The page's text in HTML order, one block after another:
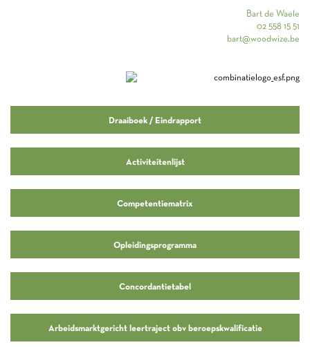
Bart de Waele
02 558 15 51
bart@woodwize.be
Draaiboek / Eindrapport
Activiteitenlijst
Competentiematrix
Opleidingsprogramma
Concordantietabel
Arbeidsmarktgericht leertraject obv beroepskwalificatie